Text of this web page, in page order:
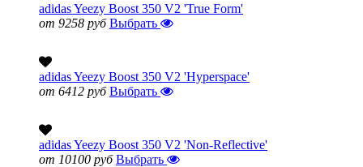
adidas Yeezy Boost 350 V2 'True Form'
от 9258 руб Выбрать
adidas Yeezy Boost 350 V2 'Hyperspace'
от 6412 руб Выбрать
adidas Yeezy Boost 350 V2 'Non-Reflective'
от 10100 руб Выбрать